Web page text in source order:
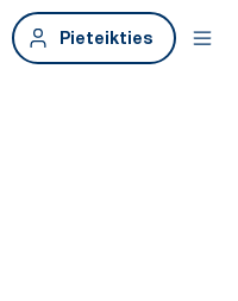
Pieteikties